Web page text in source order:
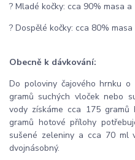
? Mladé kočky: cca 90% masa
? Dospělé kočky: cca 80%
Obecně k dávkování:
Do poloviny čajového hrnku
gramů suchých vloček nebo
vody získáme cca 175
gramů hotové přílohy
sušené zeleniny a cca 70 ml
dvojnásobný.